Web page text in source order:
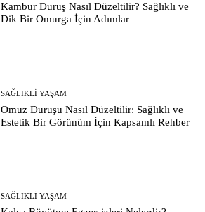
Kambur Duruş Nasıl Düzeltilir? Sağlıklı ve
Dik Bir Omurga İçin Adımlar
SAĞLIKLI YAŞAM
Omuz Duruşu Nasıl Düzeltilir: Sağlıklı ve
Estetik Bir Görünüm İçin Kapsamlı Rehber
SAĞLIKLI YAŞAM